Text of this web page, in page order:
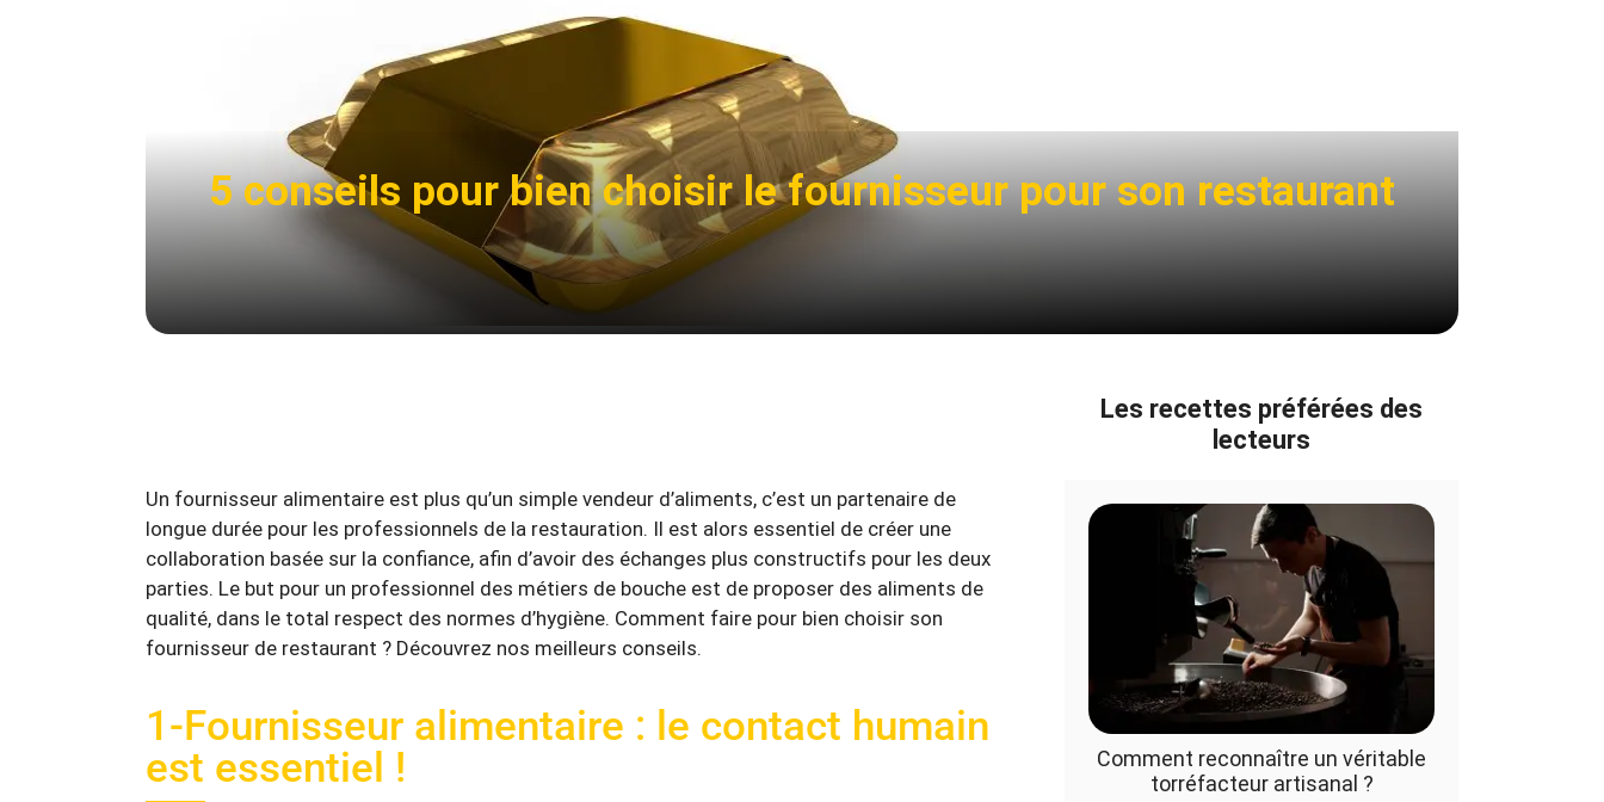
5 conseils pour bien choisir le fournisseur pour son restaurant
Un fournisseur alimentaire est plus qu’un simple vendeur d’aliments, c’est un partenaire de
longue durée pour les professionnels de la restauration. Il est alors essentiel de créer une
collaboration basée sur la confiance, afin d’avoir des échanges plus constructifs pour les deux
parties. Le but pour un professionnel des métiers de bouche est de proposer des aliments de
qualité, dans le total respect des normes d’hygiène. Comment faire pour bien choisir son
fournisseur de restaurant ? Découvrez nos meilleurs conseils.
1-Fournisseur alimentaire : le contact humain
est essentiel !
Les recettes préférées des
lecteurs
Comment reconnaître un véritable
torréfacteur artisanal ?